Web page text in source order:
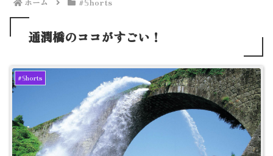
通潤橋のココがすごい！
#𝕊horts